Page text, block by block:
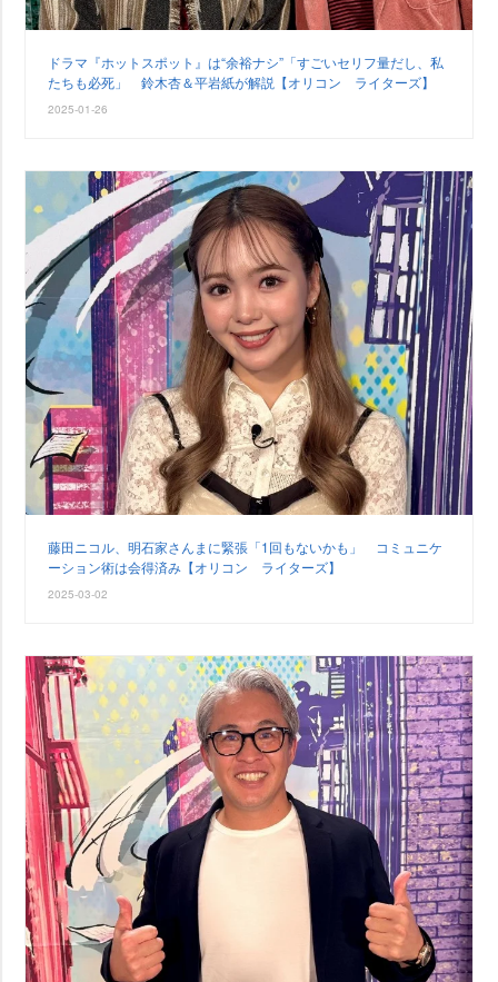
ドラマ『ホットスポット』は“余裕ナシ”「すごいセリフ量だし、私
たちも必死」 鈴木杏＆平岩紙が解説【オリコン ライターズ】
2025-01-26
藤田ニコル、明石家さんまに緊張「1回もないかも」 コミュニケ
ーション術は会得済み【オリコン ライターズ】
2025-03-02